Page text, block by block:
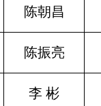
陈朝昌
陈振亮
李 彬